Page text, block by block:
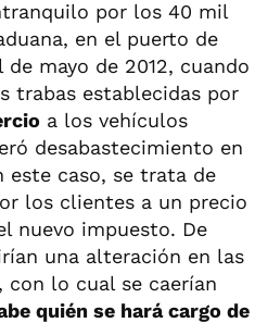
por los 40 mil
en el puerto de
mayo de 2012, cuando
trabas establecidas por
a los vehículos
desabastecimiento en
este caso, se trata de
los clientes a un precio
nuevo impuesto. De
una alteración en las
con lo cual se caerían
quién se hará cargo de